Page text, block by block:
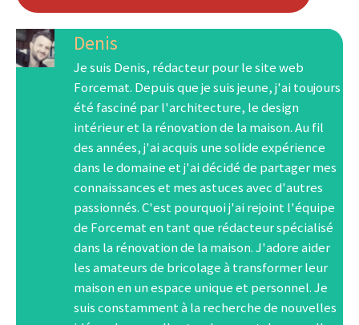
Denis
Je suis Denis, rédacteur pour le site web
Forcemat. Depuis que je suis jeune, j'ai toujours
été fasciné par l'architecture, le design
intérieur et la rénovation de la maison. Au fil
des années, j'ai acquis une solide expérience
dans le domaine et j'ai décidé de partager mes
connaissances et mes astuces avec d'autres
passionnés. C'est pourquoi j'ai rejoint l'équipe
de Forcemat en tant que rédacteur spécialisé
dans la rénovation de la maison. J'adore aider
les amateurs de bricolage à transformer leur
maison en un espace unique et personnel. Je
suis constamment à la recherche de nouvelles